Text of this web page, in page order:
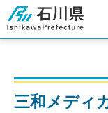
石川県
三和メディ